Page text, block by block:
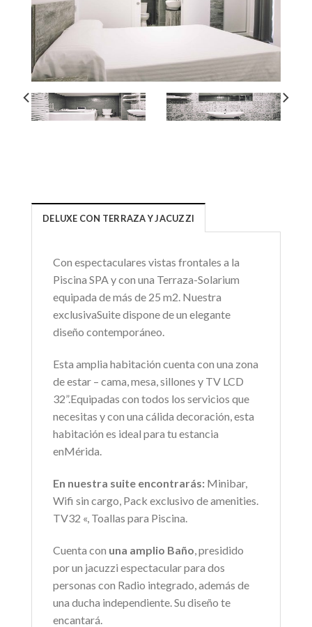
DELUXE CON TERRAZA Y JACUZZI
Con espectaculares vistas frontales a la
Piscina SPA y con una Terraza-Solarium
equipada de más de 25 m2. Nuestra
exclusivaSuite dispone de un elegante
diseño contemporáneo.
Esta amplia habitación cuenta con una zona
de estar – cama, mesa, sillones y TV LCD
32”.Equipadas con todos los servicios que
necesitas y con una cálida decoración, esta
habitación es ideal para tu estancia
enMérida.
En nuestra suite encontrarás: Minibar,
Wifi sin cargo, Pack exclusivo de amenities.
TV32 «, Toallas para Piscina.
Cuenta con una amplio Baño , presidido
por un jacuzzi espectacular para dos
personas con Radio integrado, además de
una ducha independiente. Su diseño te
encantará.